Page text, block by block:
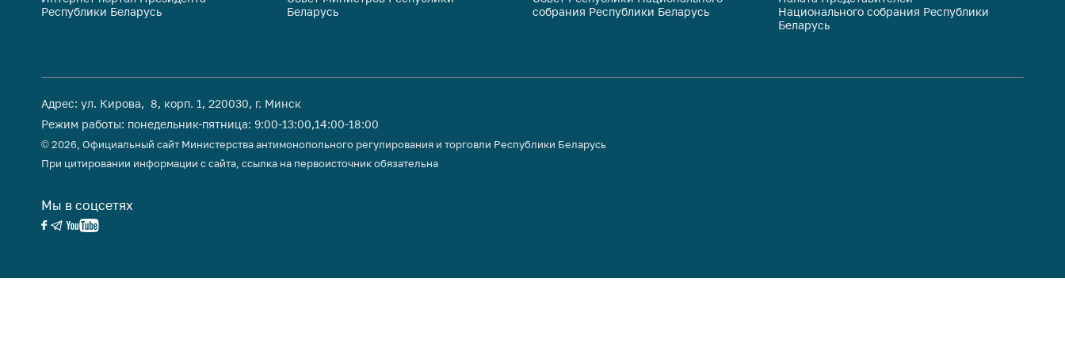
политики
Республики Беларусь
Беларусь
собрания Республики Беларусь
Национального собрания Республики
Беларусь
Адрес: ул. Кирова, 8, корп. 1, 220030, г. Минск
Режим работы: понедельник-пятница: 9:00-13:00,14:00-18:00
© 2026, Официальный сайт Министерства антимонопольного регулирования и торговли Республики Беларусь
При цитировании информации с сайта, ссылка на первоисточник обязательна
Мы в соцсетях